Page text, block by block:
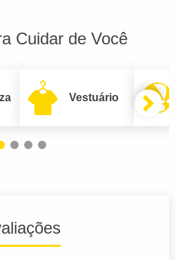
Cuidar de Você
Vestuário